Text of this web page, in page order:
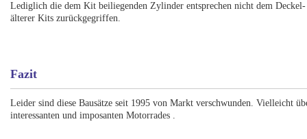
Lediglich die dem Kit beiliegenden Zylinder entsprechen nicht dem
älterer Kits zurückgegriffen.
Fazit
Leider sind diese Bausätze seit 1995 von Markt verschwunden. Vielleicht
interessanten und imposanten Motorrades .